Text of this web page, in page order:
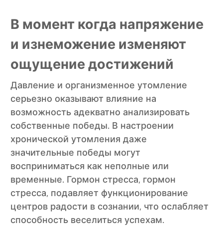
В момент когда напряжение
и изнеможение изменяют
ощущение достижений
Давление и организменное утомление
серьезно оказывают влияние на
возможность адекватно анализировать
собственные победы. В настроении
хронической утомления даже
значительные победы могут
восприниматься как неполные или
временные. Гормон стресса, гормон
стресса, подавляет функционирование
центров радости в сознании, что ослабляет
способность веселиться успехам.